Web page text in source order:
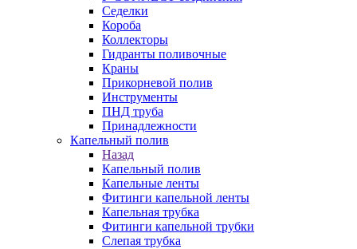
Седелки
Короба
Коллекторы
Гидранты поливочные
Краны
Прикорневой полив
Инструменты
ПНД труба
Принадлежности
Капельный полив
Назад
Капельный полив
Капельные ленты
Фитинги капельной ленты
Капельная трубка
Фитинги капельной трубки
Слепая трубка